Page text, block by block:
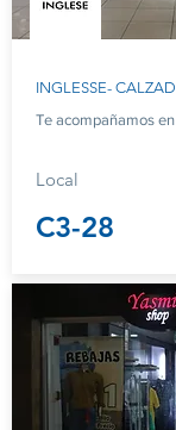
INGLESSE-
Te acompañamos
Local
C3-28